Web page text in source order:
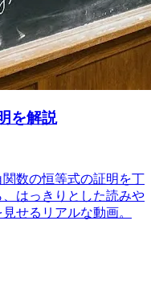
を解説
数の恒等式の証明を丁
はっきりとした読みや
せるリアルな動画。